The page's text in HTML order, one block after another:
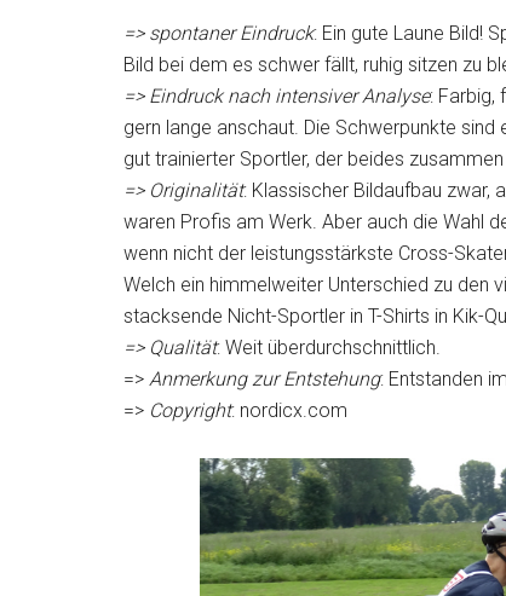
=> spontaner Eindruck: Ein gute Laune Bild!
Bild bei dem es schwer fällt, ruhig sitzen zu
=> Eindruck nach intensiver Analyse: Farbig,
gern lange anschaut. Die Schwerpunkte
gut trainierter Sportler, der beides
=> Originalität: Klassischer Bildaufbau zwar,
waren Profis am Werk. Aber auch die Wahl
wenn nicht der leistungsstärkste Cross-
Welch ein himmelweiter Unterschied zu den
stacksende Nicht-Sportler in T-Shirts in Kik-
=> Qualität: Weit überdurchschnittlich.
=> Anmerkung zur Entstehung: Entstanden
=> Copyright: nordicx.com